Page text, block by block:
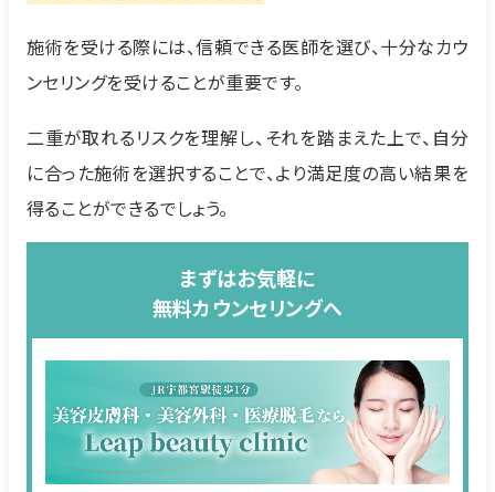
施術を受ける際には、信頼できる医師を選び、十分なカウ
ンセリングを受けることが重要です。
二重が取れるリスクを理解し、それを踏まえた上で、自分
に合った施術を選択することで、より満足度の高い結果を
得ることができるでしょう。
まずはお気軽に
無料カウンセリングへ